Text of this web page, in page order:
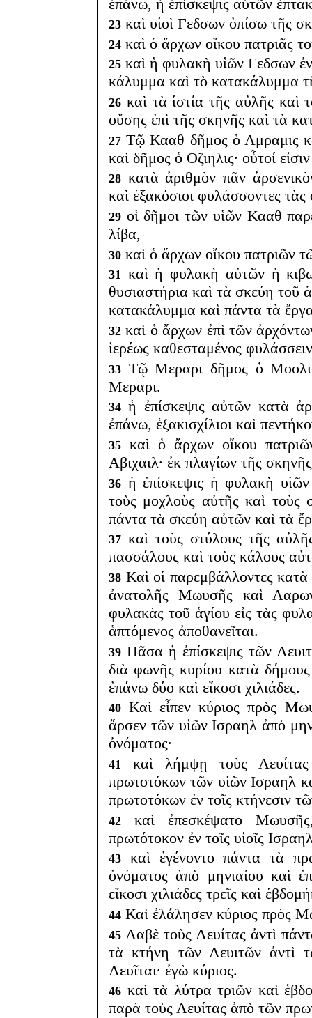
ἐπάνω, ἡ ἐπίσκεψις αὐτῶν
23 καὶ υἱοὶ Γεδσων ὀπίσω τῆς
24 καὶ ὁ ἄρχων οἴκου πατριᾶς
25 καὶ ἡ φυλακὴ υἱῶν Γεδσων
κάλυμμα καὶ τὸ κατακάλυμμα
26 καὶ τὰ ἱστία τῆς αὐλῆς
οὔσης ἐπὶ τῆς σκηνῆς καὶ τὰ
27 Τῷ Κααθ δῆμος ὁ Αμραμις
καὶ δῆμος ὁ Οζιηλις· οὗτοί
28 κατὰ ἀριθμὸν πᾶν
καὶ ἑξακόσιοι φυλάσσοντες
29 οἱ δῆμοι τῶν υἱῶν Κααθ
λίβα,
30 καὶ ὁ ἄρχων οἴκου πατριῶν
31 καὶ ἡ φυλακὴ αὐτῶν ἡ
θυσιαστήρια καὶ τὰ σκεύη τοῦ
κατακάλυμμα καὶ πάντα τὰ
32 καὶ ὁ ἄρχων ἐπὶ τῶν
ἱερέως καθεσταμένος
33 Τῷ Μεραρι δῆμος ὁ Μοολι
Μεραρι.
34 ἡ ἐπίσκεψις αὐτῶν κατὰ
ἐπάνω, ἑξακισχίλιοι καὶ
35 καὶ ὁ ἄρχων οἴκου
Αβιχαιλ· ἐκ πλαγίων τῆς
36 ἡ ἐπίσκεψις ἡ φυλακὴ
τοὺς μοχλοὺς αὐτῆς καὶ τοὺς
πάντα τὰ σκεύη αὐτῶν καὶ τὰ
37 καὶ τοὺς στύλους τῆς
πασσάλους καὶ τοὺς κάλους
38 Καὶ οἱ παρεμβάλλοντες
ἀνατολῆς Μωυσῆς καὶ
φυλακὰς τοῦ ἁγίου εἰς τὰς
ἁπτόμενος ἀποθανεῖται.
39 Πᾶσα ἡ ἐπίσκεψις τῶν
διὰ φωνῆς κυρίου κατὰ
ἐπάνω δύο καὶ εἴκοσι χιλιάδες.
40 Καὶ εἶπεν κύριος πρὸς
ἄρσεν τῶν υἱῶν Ισραηλ ἀπὸ
ὀνόματος·
41
καὶ λήμψῃ τοὺς
πρωτοτόκων τῶν υἱῶν Ισραηλ
πρωτοτόκων ἐν τοῖς κτήνεσιν
42
καὶ ἐπεσκέψατο
πρωτότοκον ἐν τοῖς υἱοῖς
43
καὶ ἐγένοντο πάντα τὰ
ὀνόματος ἀπὸ μηνιαίου καὶ
εἴκοσι χιλιάδες τρεῖς καὶ
44 Καὶ ἐλάλησεν κύριος πρὸς
45 Λαβὲ τοὺς Λευίτας ἀντὶ
τὰ κτήνη τῶν Λευιτῶν ἀντὶ
Λευῖται· ἐγὼ κύριος.
46 καὶ τὰ λύτρα τριῶν καὶ
παρὰ τοὺς Λευίτας ἀπὸ τῶν